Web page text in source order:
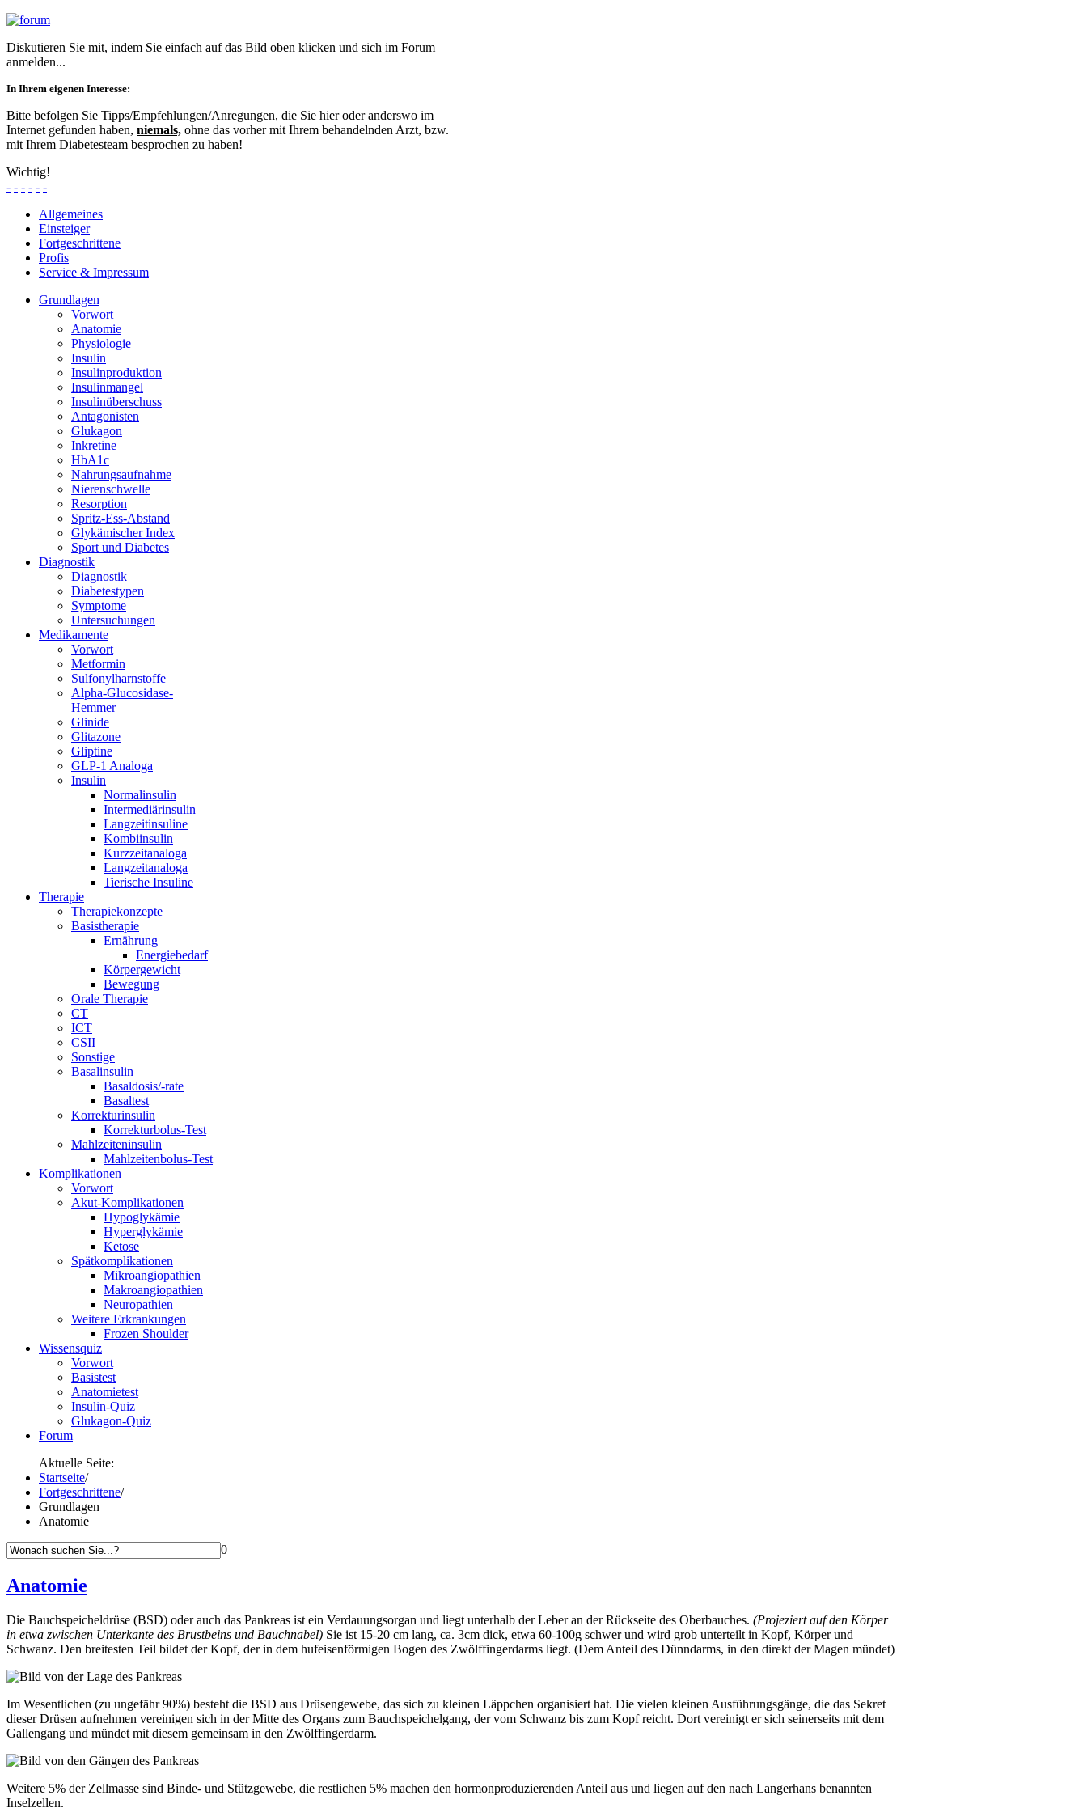
Diskutieren Sie mit, indem Sie einfach auf das Bild oben klicken und sich im Forum
anmelden...
In Ihrem eigenen Interesse:
Bitte befolgen Sie Tipps/Empfehlungen/Anregungen, die Sie hier oder anderswo im
Internet gefunden haben, niemals, ohne das vorher mit Ihrem behandelnden Arzt, bzw.
mit Ihrem Diabetesteam besprochen zu haben!
Wichtig!
- - - - - -
Allgemeines
Einsteiger
Fortgeschrittene
Profis
Service & Impressum
Grundlagen
Vorwort
Anatomie
Physiologie
Insulin
Insulinproduktion
Insulinmangel
Insulinüberschuss
Antagonisten
Glukagon
Inkretine
HbA1c
Nahrungsaufnahme
Nierenschwelle
Resorption
Spritz-Ess-Abstand
Glykämischer Index
Sport und Diabetes
Diagnostik
Diagnostik
Diabetestypen
Symptome
Untersuchungen
Medikamente
Vorwort
Metformin
Sulfonylharnstoffe
Alpha-Glucosidase-
Hemmer
Glinide
Glitazone
Gliptine
GLP-1 Analoga
Insulin
Normalinsulin
Intermediärinsulin
Langzeitinsuline
Kombiinsulin
Kurzzeitanaloga
Langzeitanaloga
Tierische Insuline
Therapie
Therapiekonzepte
Basistherapie
Ernährung
Energiebedarf
Körpergewicht
Bewegung
Orale Therapie
CT
ICT
CSII
Sonstige
Basalinsulin
Basaldosis/-rate
Basaltest
Korrekturinsulin
Korrekturbolus-Test
Mahlzeiteninsulin
Mahlzeitenbolus-Test
Komplikationen
Vorwort
Akut-Komplikationen
Hypoglykämie
Hyperglykämie
Ketose
Spätkomplikationen
Mikroangiopathien
Makroangiopathien
Neuropathien
Weitere Erkrankungen
Frozen Shoulder
Wissensquiz
Vorwort
Basistest
Anatomietest
Insulin-Quiz
Glukagon-Quiz
Forum
Aktuelle Seite:
Startseite/
Fortgeschrittene/
Grundlagen
Anatomie
0
Anatomie
Die Bauchspeicheldrüse (BSD) oder auch das Pankreas ist ein Verdauungsorgan und liegt unterhalb der Leber an der Rückseite des Oberbauches. (Projeziert auf den Körper
in etwa zwischen Unterkante des Brustbeins und Bauchnabel) Sie ist 15-20 cm lang, ca. 3cm dick, etwa 60-100g schwer und wird grob unterteilt in Kopf, Körper und
Schwanz. Den breitesten Teil bildet der Kopf, der in dem hufeisenförmigen Bogen des Zwölffingerdarms liegt. (Dem Anteil des Dünndarms, in den direkt der Magen mündet)
Im Wesentlichen (zu ungefähr 90%) besteht die BSD aus Drüsengewebe, das sich zu kleinen Läppchen organisiert hat. Die vielen kleinen Ausführungsgänge, die das Sekret
dieser Drüsen aufnehmen vereinigen sich in der Mitte des Organs zum Bauchspeichelgang, der vom Schwanz bis zum Kopf reicht. Dort vereinigt er sich seinerseits mit dem
Gallengang und mündet mit diesem gemeinsam in den Zwölffingerdarm.
Weitere 5% der Zellmasse sind Binde- und Stützgewebe, die restlichen 5% machen den hormonproduzierenden Anteil aus und liegen auf den nach Langerhans benannten
Inselzellen.